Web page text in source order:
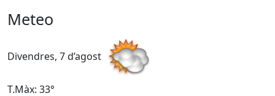
Meteo
Divendres, 7 d’agost
T.Màx: 33°